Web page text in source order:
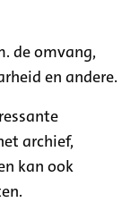
de omvang,
en andere.
archief,
kan ook